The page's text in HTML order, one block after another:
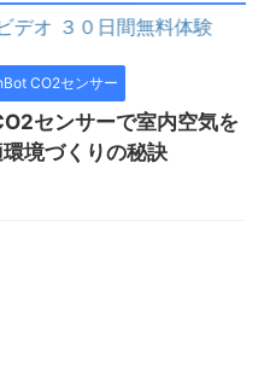
３０日間無料体験
CO2センサー
センサーで室内空気を
境づくりの秘訣